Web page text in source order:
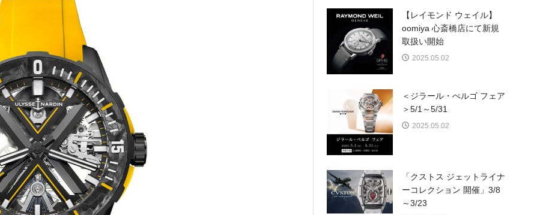
【レイモンド ウェイル】
oomiya 心斎橋店にて新規
取扱い開始
2025.05.02
＜ジラール・ぺルゴ フェア
＞5/1～5/31
2025.05.02
「クストス ジェットライナ
ーコレクション 開催」3/8
～3/23